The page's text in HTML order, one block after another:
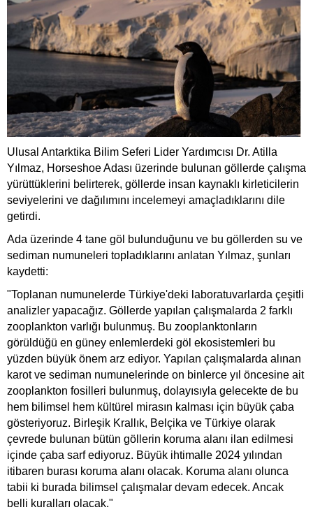
Ulusal Antarktika Bilim Seferi Lider Yardımcısı Dr. Atilla
Yılmaz, Horseshoe Adası üzerinde bulunan göllerde çalışma
yürüttüklerini belirterek, göllerde insan kaynaklı kirleticilerin
seviyelerini ve dağılımını incelemeyi amaçladıklarını dile
getirdi.
Ada üzerinde 4 tane göl bulunduğunu ve bu göllerden su ve
sediman numuneleri topladıklarını anlatan Yılmaz, şunları
kaydetti:
"Toplanan numunelerde Türkiye'deki laboratuvarlarda çeşitli
analizler yapacağız. Göllerde yapılan çalışmalarda 2 farklı
zooplankton varlığı bulunmuş. Bu zooplanktonların
görüldüğü en güney enlemlerdeki göl ekosistemleri bu
yüzden büyük önem arz ediyor. Yapılan çalışmalarda alınan
karot ve sediman numunelerinde on binlerce yıl öncesine ait
zooplankton fosilleri bulunmuş, dolayısıyla gelecekte de bu
hem bilimsel hem kültürel mirasın kalması için büyük çaba
gösteriyoruz. Birleşik Krallık, Belçika ve Türkiye olarak
çevrede bulunan bütün göllerin koruma alanı ilan edilmesi
içinde çaba sarf ediyoruz. Büyük ihtimalle 2024 yılından
itibaren burası koruma alanı olacak. Koruma alanı olunca
tabii ki burada bilimsel çalışmalar devam edecek. Ancak
belli kuralları olacak."